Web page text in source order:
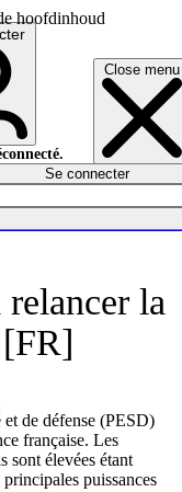
hoofdinhoud
Close menu
Se connecter
la
[FR]
de défense (PESD)
française. Les
sont élevées étant
puissances